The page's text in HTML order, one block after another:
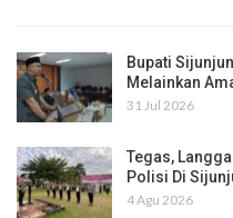
Bupati
Melainkan
31 Jul 2026
Tegas,
Polisi Di
4 Agu 2026